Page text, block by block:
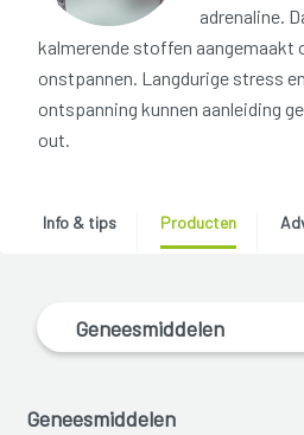
adrenaline.
kalmerende stoffen aangemaakt
onstpannen. Langdurige stress
ontspanning kunnen aanleiding
out.
Info & tips Producten
Geneesmiddelen
Geneesmiddelen